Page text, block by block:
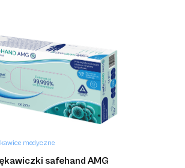
medyczne
safehand AMG